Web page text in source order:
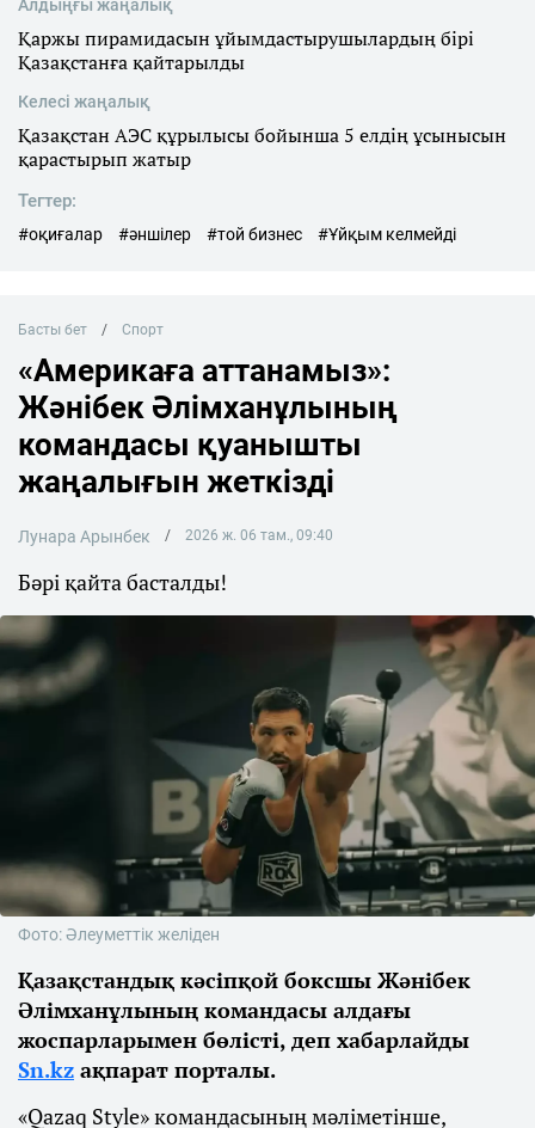
Алдыңғы жаңалық
Қаржы пирамидасын ұйымдастырушылардың бірі
Қазақстанға қайтарылды
Келесі жаңалық
Қазақстан АЭС құрылысы бойынша 5 елдің ұсынысын
қарастырып жатыр
Тегтер:
#оқиғалар #әншілер #той бизнес #Ұйқым келмейді
Басты бет Спорт
«Америкаға аттанамыз»:
Жәнібек Әлімханұлының
командасы қуанышты
жаңалығын жеткізді
Лунара Арынбек 2026 ж. 06 там., 09:40
Бәрі қайта басталды!
Фото: Әлеуметтік желіден
Қазақстандық кәсіпқой боксшы Жәнібек
Әлімханұлының командасы алдағы
жоспарларымен бөлісті, деп хабарлайды
Sn.kz ақпарат порталы.
«Qazaq Style» командасының мәліметінше,